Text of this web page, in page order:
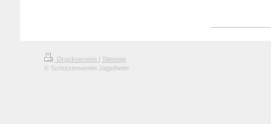
Druckversion | Sitemap
© Schützenverein Jagstheim